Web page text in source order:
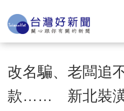
改名騙、老闆追
款…… 新北裝潢